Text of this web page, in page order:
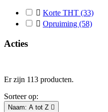
 Korte THT (33)
 Opruiming (58)
Acties
Er zijn 113 producten.
Sorteer op:
Naam: A tot Z 